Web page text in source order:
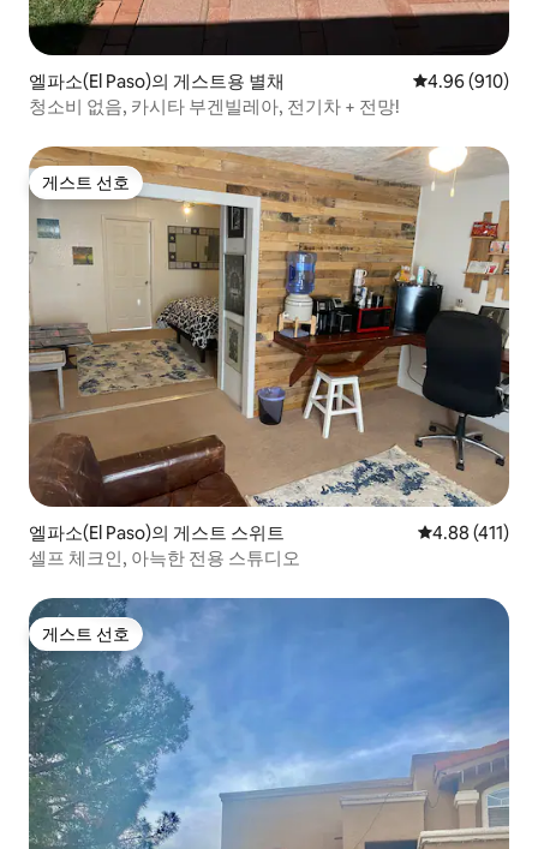
엘파소(El Paso)의 게스트용 별채 평점 4.96점(5
4.96 (910)
청소비 없음, 카시타 부겐빌레아, 전기차 + 전망!
게스트 선호
게스트 선호
엘파소(El Paso)의 게스트 스위트 평점 4.88점(5
4.88 (411)
셀프 체크인, 아늑한 전용 스튜디오
게스트 선호
게스트 선호